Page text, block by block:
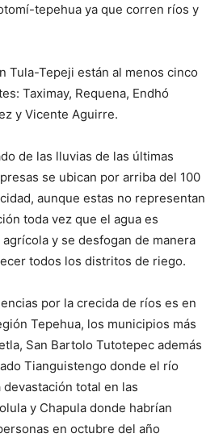
tepehua ya que corren ríos y
Tula-Tepeji están al menos cinco
Taximay, Requena, Endhó
y Vicente Aguirre.
de las lluvias de las últimas
se ubican por arriba del 100
aunque estas no representan
toda vez que el agua es
y se desfogan de manera
todos los distritos de riego.
por la crecida de ríos es en
Tepehua, los municipios más
San Bartolo Tutotepec además
Tianguistengo donde el río
total en las
y Chapula donde habrían
en octubre del año